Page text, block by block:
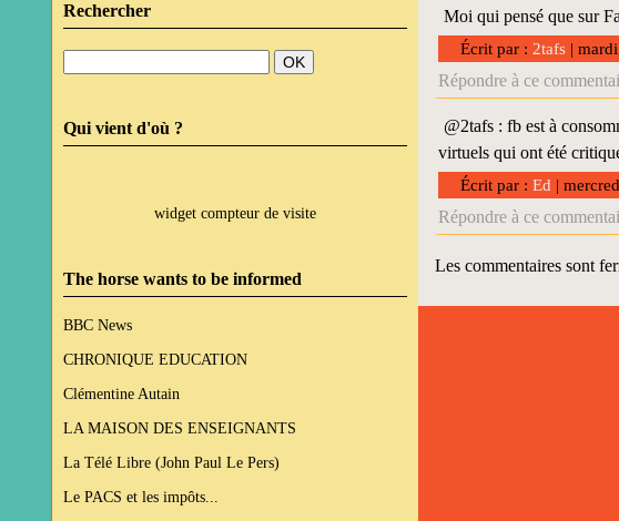
Rechercher
Qui vient d'où ?
widget compteur de visite
The horse wants to be informed
BBC News
CHRONIQUE EDUCATION
Clémentine Autain
LA MAISON DES ENSEIGNANTS
La Télé Libre (John Paul Le Pers)
Le PACS et les impôts...
Moi qui pensé que sur
Écrit par : 2tafs |
Répondre à ce
@2tafs : fb est à
virtuels qui ont été
Écrit par : Ed |
Répondre à ce
Les commentaires sont